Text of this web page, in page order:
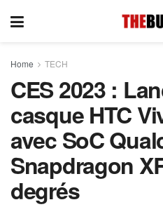
Home TECH
CES 2023 :
casque HTC
avec SoC
Snapdragon
degrés